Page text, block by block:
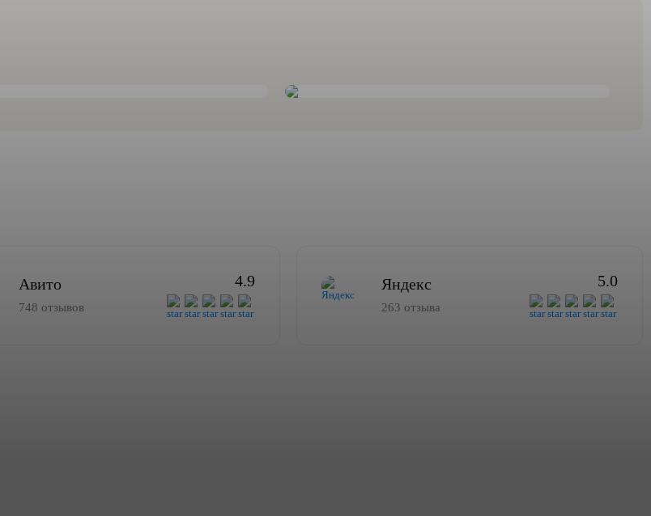
Авито
748 отзывов
4.9 Яндекс
263 отзыва
5.0